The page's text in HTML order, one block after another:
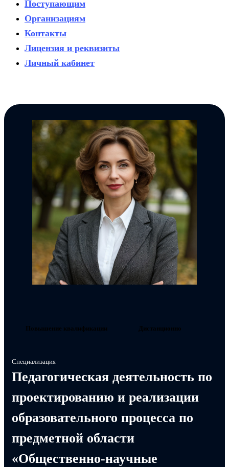
Поступающим
Организациям
Контакты
Лицензия и реквизиты
Личный кабинет
Повышение квалификации Дистанционно
Специализация
Педагогическая деятельность по
проектированию и реализации
образовательного процесса по
предметной области
«Общественно-научные